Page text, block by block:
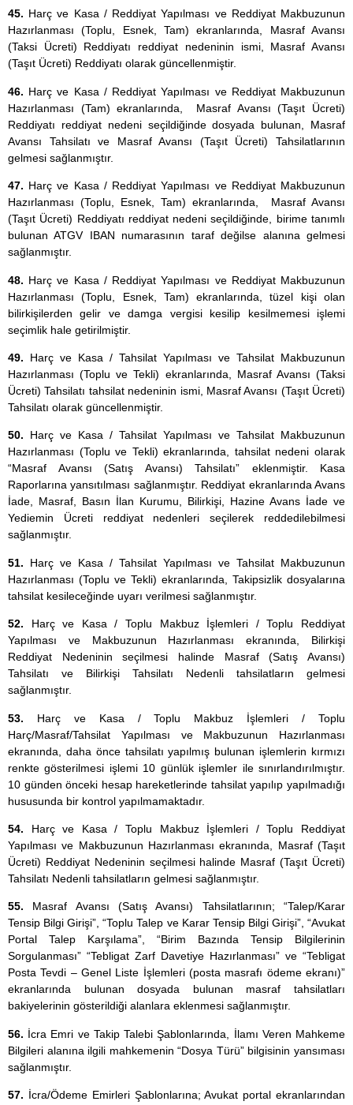
45. Harç ve Kasa / Reddiyat Yapılması ve Reddiyat Makbuzunun
Hazırlanması (Toplu, Esnek, Tam) ekranlarında, Masraf Avansı
(Taksi Ücreti) Reddiyatı reddiyat nedeninin ismi, Masraf Avansı
(Taşıt Ücreti) Reddiyatı olarak güncellenmiştir.
46. Harç ve Kasa / Reddiyat Yapılması ve Reddiyat Makbuzunun
Hazırlanması (Tam) ekranlarında, Masraf Avansı (Taşıt Ücreti)
Reddiyatı reddiyat nedeni seçildiğinde dosyada bulunan, Masraf
Avansı Tahsilatı ve Masraf Avansı (Taşıt Ücreti) Tahsilatlarının
gelmesi sağlanmıştır.
47. Harç ve Kasa / Reddiyat Yapılması ve Reddiyat Makbuzunun
Hazırlanması (Toplu, Esnek, Tam) ekranlarında, Masraf Avansı
(Taşıt Ücreti) Reddiyatı reddiyat nedeni seçildiğinde, birime tanımlı
bulunan ATGV IBAN numarasının taraf değilse alanına gelmesi
sağlanmıştır.
48. Harç ve Kasa / Reddiyat Yapılması ve Reddiyat Makbuzunun
Hazırlanması (Toplu, Esnek, Tam) ekranlarında, tüzel kişi olan
bilirkişilerden gelir ve damga vergisi kesilip kesilmemesi işlemi
seçimlik hale getirilmiştir.
49. Harç ve Kasa / Tahsilat Yapılması ve Tahsilat Makbuzunun
Hazırlanması (Toplu ve Tekli) ekranlarında, Masraf Avansı (Taksi
Ücreti) Tahsilatı tahsilat nedeninin ismi, Masraf Avansı (Taşıt Ücreti)
Tahsilatı olarak güncellenmiştir.
50. Harç ve Kasa / Tahsilat Yapılması ve Tahsilat Makbuzunun
Hazırlanması (Toplu ve Tekli) ekranlarında, tahsilat nedeni olarak
“Masraf Avansı (Satış Avansı) Tahsilatı” eklenmiştir. Kasa
Raporlarına yansıtılması sağlanmıştır. Reddiyat ekranlarında Avans
İade, Masraf, Basın İlan Kurumu, Bilirkişi, Hazine Avans İade ve
Yediemin Ücreti reddiyat nedenleri seçilerek reddedilebilmesi
sağlanmıştır.
51. Harç ve Kasa / Tahsilat Yapılması ve Tahsilat Makbuzunun
Hazırlanması (Toplu ve Tekli) ekranlarında, Takipsizlik dosyalarına
tahsilat kesileceğinde uyarı verilmesi sağlanmıştır.
52. Harç ve Kasa / Toplu Makbuz İşlemleri / Toplu Reddiyat
Yapılması ve Makbuzunun Hazırlanması ekranında, Bilirkişi
Reddiyat Nedeninin seçilmesi halinde Masraf (Satış Avansı)
Tahsilatı ve Bilirkişi Tahsilatı Nedenli tahsilatların gelmesi
sağlanmıştır.
53. Harç ve Kasa / Toplu Makbuz İşlemleri / Toplu
Harç/Masraf/Tahsilat Yapılması ve Makbuzunun Hazırlanması
ekranında, daha önce tahsilatı yapılmış bulunan işlemlerin kırmızı
renkte gösterilmesi işlemi 10 günlük işlemler ile sınırlandırılmıştır.
10 günden önceki hesap hareketlerinde tahsilat yapılıp yapılmadığı
hususunda bir kontrol yapılmamaktadır.
54. Harç ve Kasa / Toplu Makbuz İşlemleri / Toplu Reddiyat
Yapılması ve Makbuzunun Hazırlanması ekranında, Masraf (Taşıt
Ücreti) Reddiyat Nedeninin seçilmesi halinde Masraf (Taşıt Ücreti)
Tahsilatı Nedenli tahsilatların gelmesi sağlanmıştır.
55. Masraf Avansı (Satış Avansı) Tahsilatlarının; “Talep/Karar
Tensip Bilgi Girişi”, “Toplu Talep ve Karar Tensip Bilgi Girişi”, “Avukat
Portal Talep Karşılama”, “Birim Bazında Tensip Bilgilerinin
Sorgulanması” “Tebligat Zarf Davetiye Hazırlanması” ve “Tebligat
Posta Tevdi – Genel Liste İşlemleri (posta masrafı ödeme ekranı)”
ekranlarında bulunan dosyada bulunan masraf tahsilatları
bakiyelerinin gösterildiği alanlara eklenmesi sağlanmıştır.
56. İcra Emri ve Takip Talebi Şablonlarında, İlamı Veren Mahkeme
Bilgileri alanına ilgili mahkemenin “Dosya Türü” bilgisinin yansıması
sağlanmıştır.
57. İcra/Ödeme Emirleri Şablonlarına; Avukat portal ekranlarından